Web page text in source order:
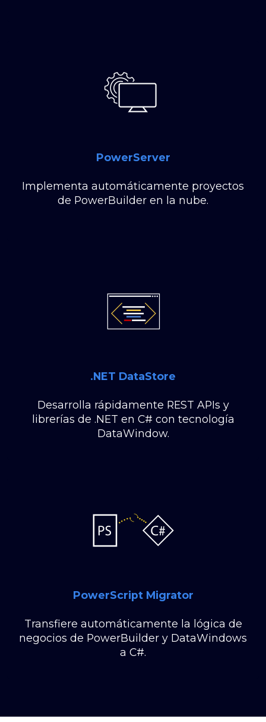
PowerServer
Implementa automáticamente proyectos
de PowerBuilder en la nube.
.NET DataStore
Desarrolla rápidamente REST APIs y
librerías de .NET en C# con tecnología
DataWindow.
PowerScript Migrator
Transfiere automáticamente la lógica de
negocios de PowerBuilder y DataWindows
a C#.